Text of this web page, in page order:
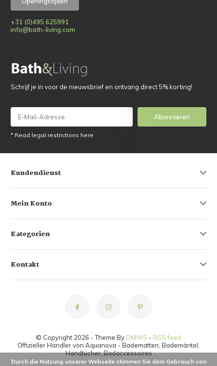
+31 (0)495 625991
info@bath-living.com
Schrijf je in voor de nieuwsbrief en ontvang direct 5% korting!
Abonnieren
* Read legal restrictions here
Kundendienst
Mein Konto
Kategorien
Kontakt
© Copyright 2026 - Theme By DMWS - RSS feed
Offizieller Händler von Aquanova - Badematten, Bademäntel,
Handtücher, Badaccessoires
Durch die Nutzung unserer Webseite stimmen Sie dem Gebrauch von